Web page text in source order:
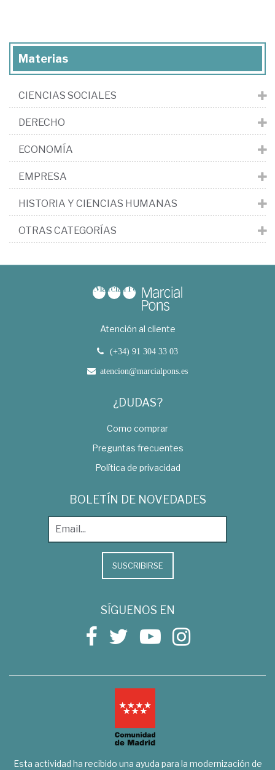
Materias
CIENCIAS SOCIALES
DERECHO
ECONOMÍA
EMPRESA
HISTORIA Y CIENCIAS HUMANAS
OTRAS CATEGORÍAS
Atención al cliente
(+34) 91 304 33 03
atencion@marcialpons.es
¿DUDAS?
Como comprar
Preguntas frecuentes
Política de privacidad
BOLETÍN DE NOVEDADES
SUSCRIBIRSE
SÍGUENOS EN
Esta actividad ha recibido una ayuda para la modernización de